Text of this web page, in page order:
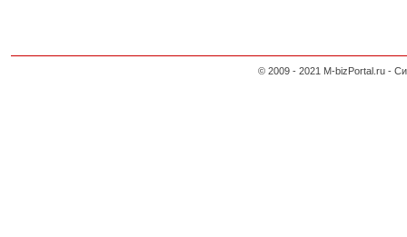
© 2009 - 2021 M-bizPortal.ru -